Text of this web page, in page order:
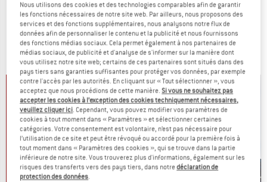
GAIAM
Mandala Yogamatte 6 mm Printed
Tapis de yoga
46,95 € 37,56 €
(0)
GAIAM
Sundial Layers Yoga Mat 5 mm
Tapis de yoga
39,95 €à partir de 29,96 €
5,0 (1)
Nous utilisons des cookies et des technologies comparables afin de garantir
les fonctions nécessaires de notre site web. Par ailleurs, nous proposons des
services et des fonctions supplémentaires, nous analysons notre flux de
données afin de personnaliser le contenu et la publicité et nous fournissons
des fonctions médias sociaux. Cela permet également à nos partenaires de
médias sociaux, de publicité et d'analyse de s'informer sur la manière dont
vous utilisez notre site web; certains de ces partenaires sont situés dans des
pays tiers sans garanties suffisantes pour protéger vos données, par exemple
contre l'accès par les autorités. En cliquant sur « Tout sélectionner », vous
acceptez que nous procédions de cette manière.Si vous ne souhaitez pas
accepter les cookies à l’exception des cookies techniquement nécessaires,
veuillez cliquer ici. Cependant, vous pouvez modifier vos paramètres de
cookies à tout moment dans « Paramètres » et sélectionner certaines
catégories. Votre consentement est volontaire, n’est pas nécessaire pour
l’utilisation de ce site et peut être révoqué ou accordé pour la première fois à
tout moment dans « Paramètres des cookies », qui se trouve dans la partie
inférieure de notre site. Vous trouverez plus d'informations, également sur les
risques des transferts vers des pays tiers, dans notredéclaration de
protection des données.